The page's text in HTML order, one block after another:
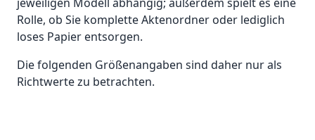
Rolle, ob Sie komplette Aktenordner oder lediglich
loses Papier entsorgen.
Die folgenden Größenangaben sind daher nur als
Richtwerte zu betrachten.